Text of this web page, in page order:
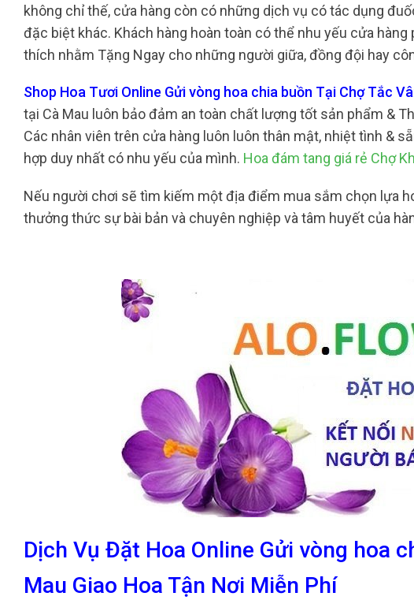
không chỉ thế, cửa hàng còn có những dịch vụ có tác dụng
đặc biệt khác. Khách hàng hoàn toàn có thể nhu yếu cửa
thích nhằm Tặng Ngay cho những người giữa, đồng đội hay
Shop Hoa Tươi Online Gửi vòng hoa chia buồn Tại Chợ Tắc
tại Cà Mau luôn bảo đảm an toàn chất lượng tốt sản phẩm &
Các nhân viên trên cửa hàng luôn luôn thân mật, nhiệt tình &
hợp duy nhất có nhu yếu của mình. Hoa đám tang giá rẻ Chợ
Nếu người chơi sẽ tìm kiếm một địa điểm mua sắm chọn lựa
thưởng thức sự bài bản và chuyên nghiệp và tâm huyết của
Dịch Vụ Đặt Hoa Online Gửi vòng hoa
Mau Giao Hoa Tận Nơi Miễn Phí